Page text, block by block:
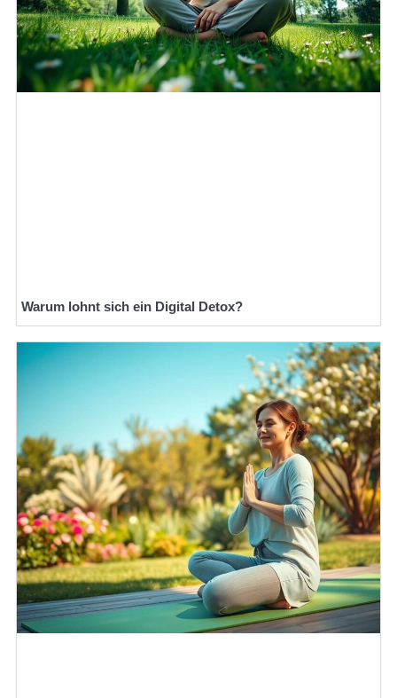
Warum lohnt sich ein Digital Detox?